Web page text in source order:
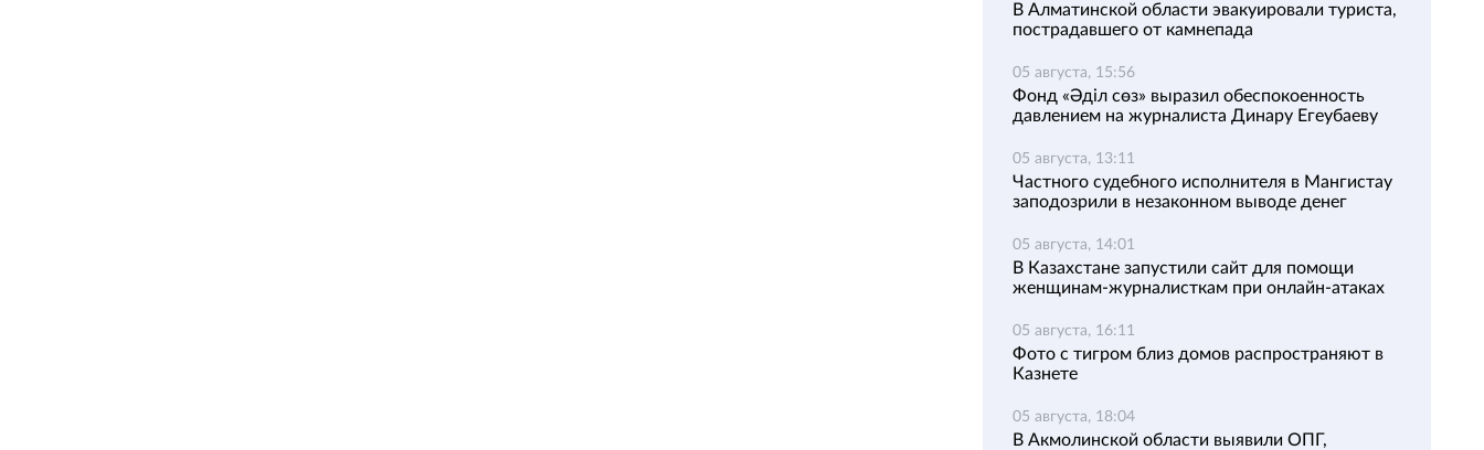
В Алматинской области эвакуировали туриста,
пострадавшего от камнепада
05 августа, 15:56
Фонд «Әділ сөз» выразил обеспокоенность
давлением на журналиста Динару Егеубаеву
05 августа, 13:11
Частного судебного исполнителя в Мангистау
заподозрили в незаконном выводе денег
05 августа, 14:01
В Казахстане запустили сайт для помощи
женщинам-журналисткам при онлайн-атаках
05 августа, 16:11
Фото с тигром близ домов распространяют в
Казнете
05 августа, 18:04
В Акмолинской области выявили ОПГ,